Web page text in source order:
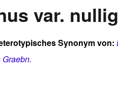
var.
Synonym von: